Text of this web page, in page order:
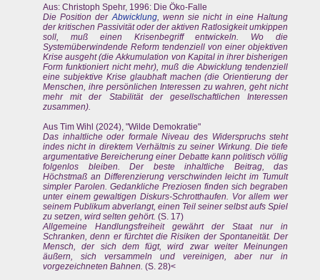
Aus: Christoph Spehr, 1996: Die Öko-Falle
Die Position der Abwicklung, wenn sie nicht in eine Haltung
der kritischen Passivität oder der aktiven Ratlosigkeit umkippen
soll, muß einen Krisenbegriff entwickeln. Wo die
Systemüberwindende Reform tendenziell von einer objektiven
Krise ausgeht (die Akkumulation von Kapital in ihrer bisherigen
Form funktioniert nicht mehr), muß die Abwicklung tendenziell
eine subjektive Krise glaubhaft machen (die Orientierung der
Menschen, ihre persönlichen Interessen zu wahren, geht nicht
mehr mit der Stabilität der gesellschaftlichen Interessen
zusammen).
Aus Tim Wihl (2024), "Wilde Demokratie"
Das inhaltliche oder formale Niveau des Widerspruchs steht
indes nicht in direktem Verhältnis zu seiner Wirkung. Die tiefe
argumentative Bereicherung einer Debatte kann politisch völlig
folgenlos bleiben. Der beste inhaltliche Beitrag, das
Höchstmaß an Differenzierung verschwinden leicht im Tumult
simpler Parolen. Gedankliche Preziosen finden sich begraben
unter einem gewaltigen Diskurs-Schrotthaufen. Vor allem wer
seinem Publikum abverlangt, einen Teil seiner selbst aufs Spiel
zu setzen, wird selten gehört. (S. 17)
Allgemeine Handlungsfreiheit gewährt der Staat nur in
Schranken, denn er fürchtet die Risiken der Spontaneität. Der
Mensch, der sich dem fügt, wird zwar weiter Meinungen
äußern, sich versammeln und vereinigen, aber nur in
vorgezeichneten Bahnen. (S. 28)<